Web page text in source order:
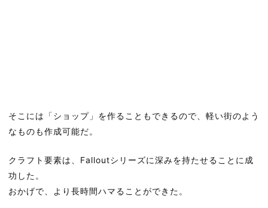
そこには「ショップ」を作ることもできるので、軽い街のよう
なものも作成可能だ。
クラフト要素は、Falloutシリーズに深みを持たせることに成
功した。
おかげで、より長時間ハマることができた。